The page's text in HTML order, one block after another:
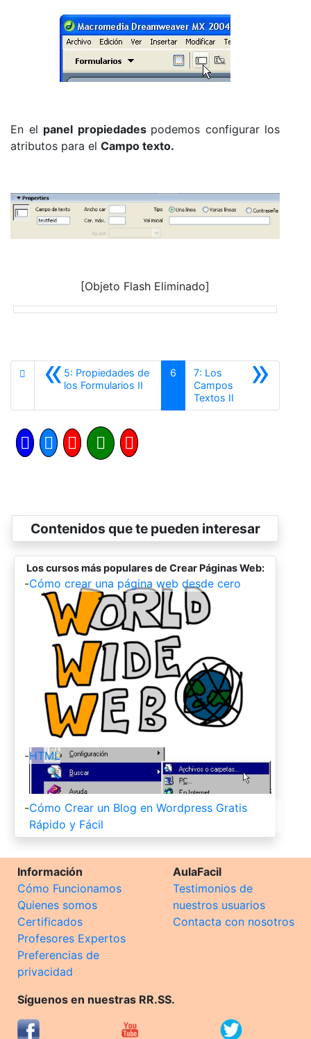
En el panel propiedades podemos configurar los
atributos para el Campo texto.
[Objeto Flash Eliminado]
«5: Propiedades de
los Formularios II
6 »
7: Los
Campos
Textos II
Contenidos que te pueden interesar
Los cursos más populares de Crear Páginas Web:
-Cómo crear una página web desde cero
-HTML
-Cómo Crear un Blog en Wordpress Gratis
Rápido y Fácil
Información
Cómo Funcionamos
Quienes somos
Certificados
Profesores Expertos
Preferencias de
privacidad
AulaFacil
Testimonios de
nuestros usuarios
Contacta con nosotros
Síguenos en nuestras RR.SS.